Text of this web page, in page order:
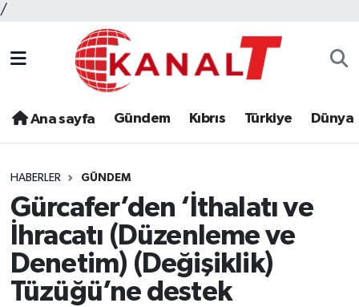
/
Ana sayfa Gündem Kıbrıs Türkiye Dünya
HABERLER GÜNDEM
Gürcafer’den ‘İthalatı ve
İhracatı (Düzenleme ve
Denetim) (Değişiklik)
Tüzüğü’ne destek